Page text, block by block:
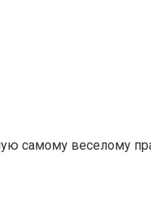
самому веселому